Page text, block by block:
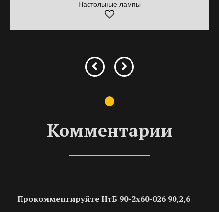
Настольные лампы
Комментарии
Прокомментируйте НтБ 90-2х60-026 90,2,6